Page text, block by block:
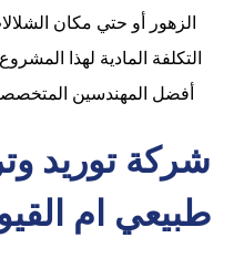
الزهور أو حتي مكان
التكلفة المادية لهذا
أفضل المهندسين
شركة توريد
طبيعي ام